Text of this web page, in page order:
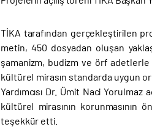
TİKA tarafından gerçekleştirilen
metin, 450 dosyadan oluşan
şamanizm, budizm ve örf adetlerle
kültürel mirasın standarda uygun
Yardımcısı Dr. Ümit Naci
kültürel mirasının
teşekkür etti.